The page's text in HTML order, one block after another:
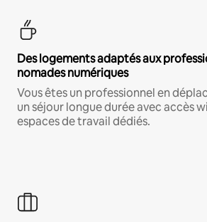
Des logements adaptés aux
nomades numériques
Vous êtes un professionnel en
un séjour longue durée avec accès
espaces de travail dédiés.